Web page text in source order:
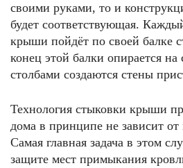
своими руками, то и
будет соответствующая.
крыши пойдёт по своей балке
конец этой балки опирается
столбами создаются стены
Технология стыковки крыши
дома в принципе не зависит от
Самая главная задача в этом
защите мест примыкания